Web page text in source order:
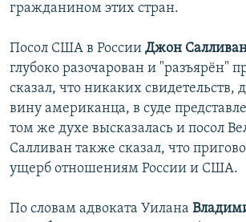
гражданином этих стран.
Посол США в России Джон
глубоко разочарован и "разъярён"
сказал, что никаких
вину американца, в суде
том же духе высказалась и посол
Салливан также сказал, что
ущерб отношениям России и США.
По словам адвоката Уилана